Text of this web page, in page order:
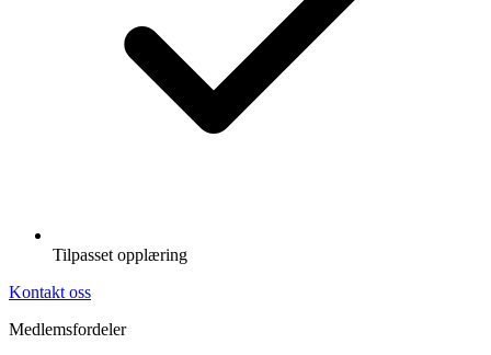
Tilpasset opplæring
Kontakt oss
Medlemsfordeler